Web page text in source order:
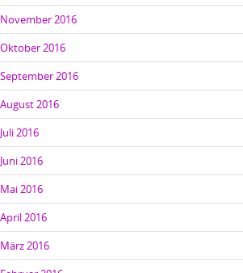
November 2016
Oktober 2016
September 2016
August 2016
Juli 2016
Juni 2016
Mai 2016
April 2016
März 2016